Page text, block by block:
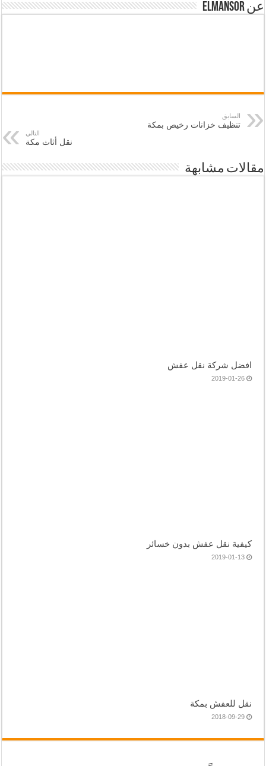
عن elmansor
السابق
تنظيف خزانات رخيص بمكة
التالي
نقل أثاث مكة
مقالات مشابهة
افضل شركة نقل عفش
2019-01-26
كيفية نقل عفش بدون خسائر
2019-01-13
نقل للعفش بمكة
2018-09-29